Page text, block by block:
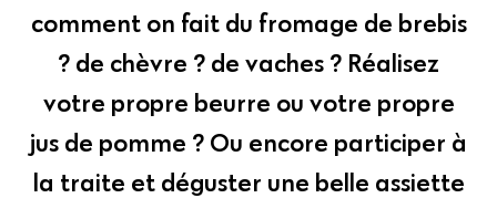
comment on fait du fromage de brebis
? de chèvre ? de vaches ? Réalisez
votre propre beurre ou votre propre
jus de pomme ? Ou encore participer à
la traite et déguster une belle assiette